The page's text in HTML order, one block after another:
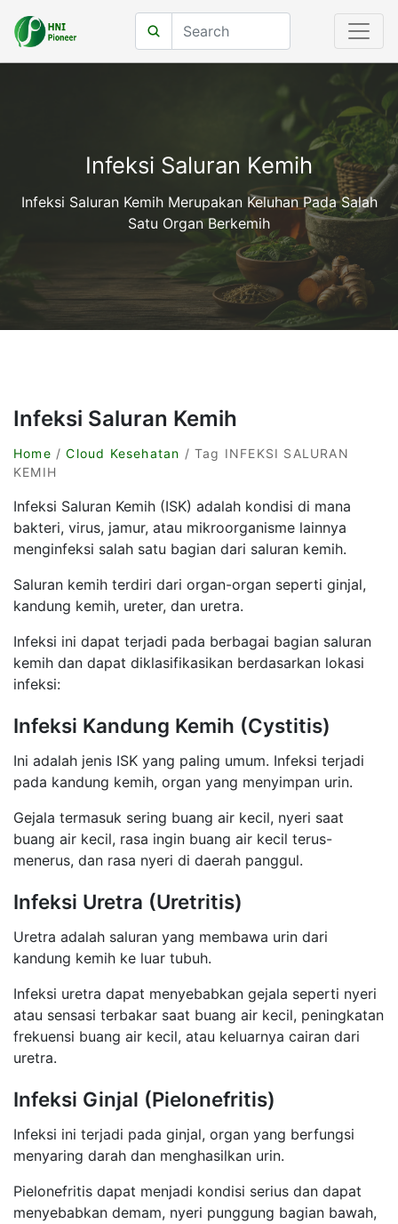
Infeksi Saluran Kemih
Infeksi Saluran Kemih Merupakan Keluhan Pada Salah
Satu Organ Berkemih
Infeksi Saluran Kemih
Home /Cloud Kesehatan / Tag INFEKSI SALURAN
KEMIH
Infeksi Saluran Kemih (ISK) adalah kondisi di mana
bakteri, virus, jamur, atau mikroorganisme lainnya
menginfeksi salah satu bagian dari saluran kemih.
Saluran kemih terdiri dari organ-organ seperti ginjal,
kandung kemih, ureter, dan uretra.
Infeksi ini dapat terjadi pada berbagai bagian saluran
kemih dan dapat diklasifikasikan berdasarkan lokasi
infeksi:
Infeksi Kandung Kemih (Cystitis)
Ini adalah jenis ISK yang paling umum. Infeksi terjadi
pada kandung kemih, organ yang menyimpan urin.
Gejala termasuk sering buang air kecil, nyeri saat
buang air kecil, rasa ingin buang air kecil terus-
menerus, dan rasa nyeri di daerah panggul.
Infeksi Uretra (Uretritis)
Uretra adalah saluran yang membawa urin dari
kandung kemih ke luar tubuh.
Infeksi uretra dapat menyebabkan gejala seperti nyeri
atau sensasi terbakar saat buang air kecil, peningkatan
frekuensi buang air kecil, atau keluarnya cairan dari
uretra.
Infeksi Ginjal (Pielonefritis)
Infeksi ini terjadi pada ginjal, organ yang berfungsi
menyaring darah dan menghasilkan urin.
Pielonefritis dapat menjadi kondisi serius dan dapat
menyebabkan demam, nyeri punggung bagian bawah,